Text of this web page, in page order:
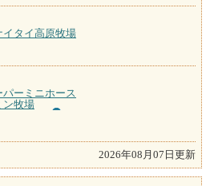
イタイ高原牧場
ーミニホース
牧場
2026年08月07日更新